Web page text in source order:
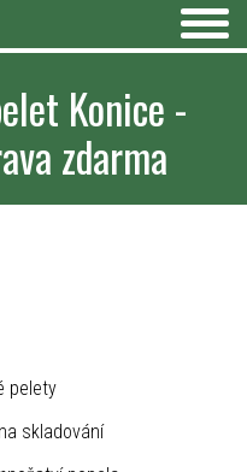
Konice -
zdarma
pelety
skladování